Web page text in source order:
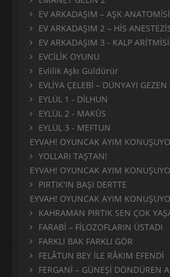
EV ARKADAŞIM – AŞK ANATOMİSİ
EV ARKADAŞIM 2 – HİS
EV ARKADAŞIM 3 - KALP ARİTMİSİ
EVCİLİK OYUNU
Evlilik Aşkı Güldürür
EVLİYA ÇELEBİ – DÜNYAYI GEZEN
EYLÜL 1 - DİLHUN
EYLÜL 2 - MAKÛS
EYLÜL 3 - MEFTUN
EYVAH! OYUNCAK AYIM
YOLLARI TAŞTAN!
EYVAH! OYUNCAK AYIM
PIRTIK'IN BAŞI DERTTE
EYVAH! OYUNCAK AYIM
KAHRAMAN PIRTIK SEN ÇOK
FARABİ – FİLOZOFLARIN ÜSTADI
FARKLI BAK FARKLI GÖR
FELÂTUN BEY İLE RÂKIM EFENDİ
FERGANİ – GÜNEŞİ DÖNDÜREN